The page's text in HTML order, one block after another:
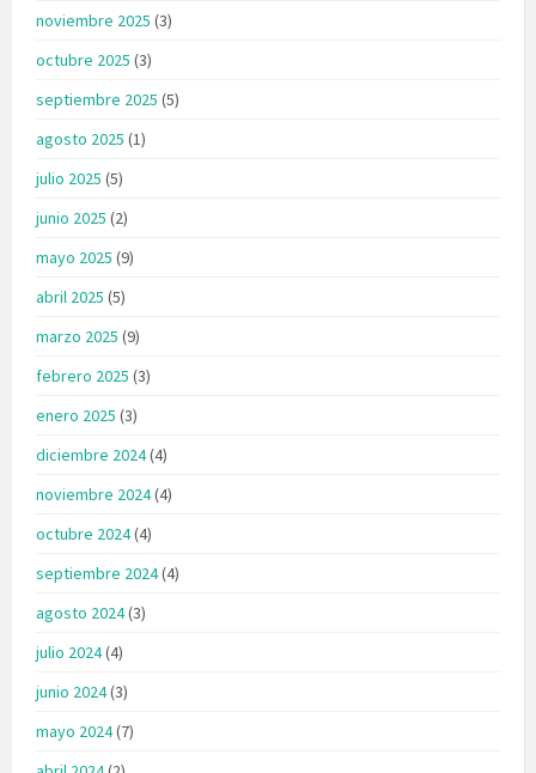
noviembre 2025 (3)
octubre 2025 (3)
septiembre 2025 (5)
agosto 2025 (1)
julio 2025 (5)
junio 2025 (2)
mayo 2025 (9)
abril 2025 (5)
marzo 2025 (9)
febrero 2025 (3)
enero 2025 (3)
diciembre 2024(4)
noviembre 2024(4)
octubre 2024(4)
septiembre 2024(4)
agosto 2024(3)
julio 2024(4)
junio 2024(3)
mayo 2024(7)